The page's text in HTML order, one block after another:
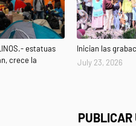
estatuas
crece la
Inician las
July 23, 2026
PUBLICAR